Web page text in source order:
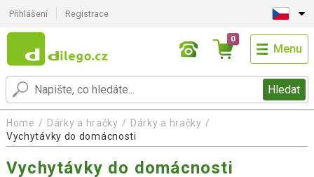
Přihlášení Registrace
Hledat
0
Menu
Home Dárky a hračky
Dárky a hračky
Vychytávky do domácnosti
Vychytávky do domácnosti